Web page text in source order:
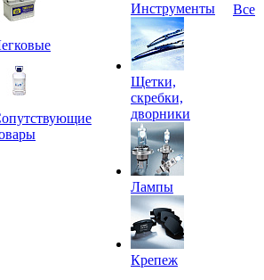
Инструменты
Щетки,
скребки,
дворники
Лампы
Крепеж
Все